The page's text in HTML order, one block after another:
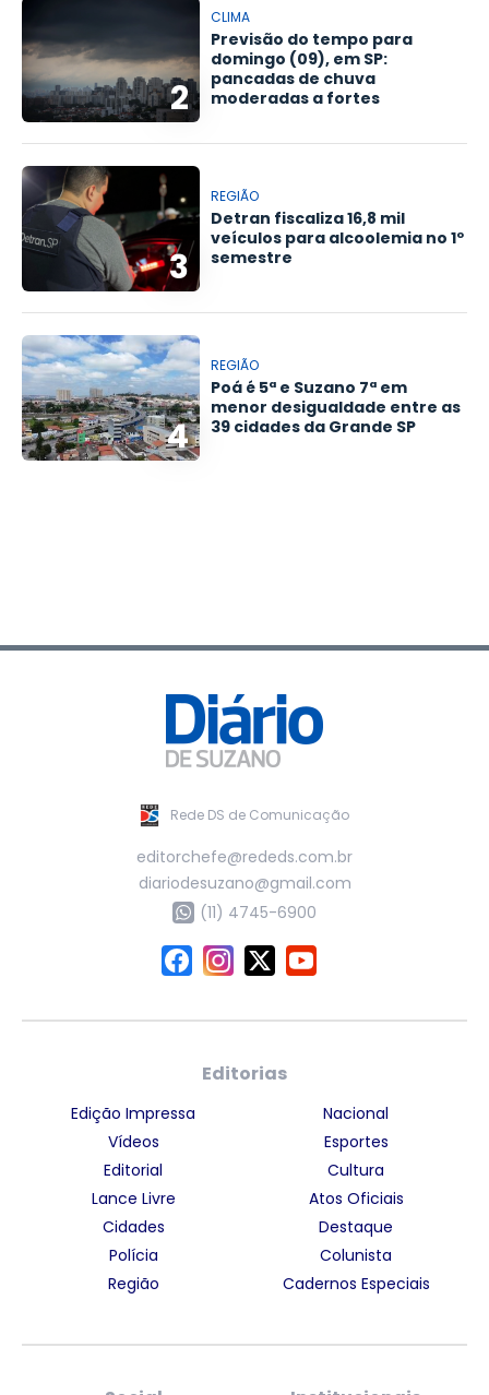
2
CLIMA
Previsão do tempo para
domingo (09), em SP:
pancadas de chuva
moderadas a fortes
3
REGIÃO
Detran fiscaliza 16,8 mil
veículos para alcoolemia no 1º
semestre
4
REGIÃO
Poá é 5ª e Suzano 7ª em
menor desigualdade entre as
39 cidades da Grande SP
Rede DS de Comunicação
editorchefe@rededs.com.br
diariodesuzano@gmail.com
(11) 4745-6900
Editorias
Edição Impressa
Vídeos
Editorial
Lance Livre
Cidades
Polícia
Região
Nacional
Esportes
Cultura
Atos Oficiais
Destaque
Colunista
Cadernos Especiais